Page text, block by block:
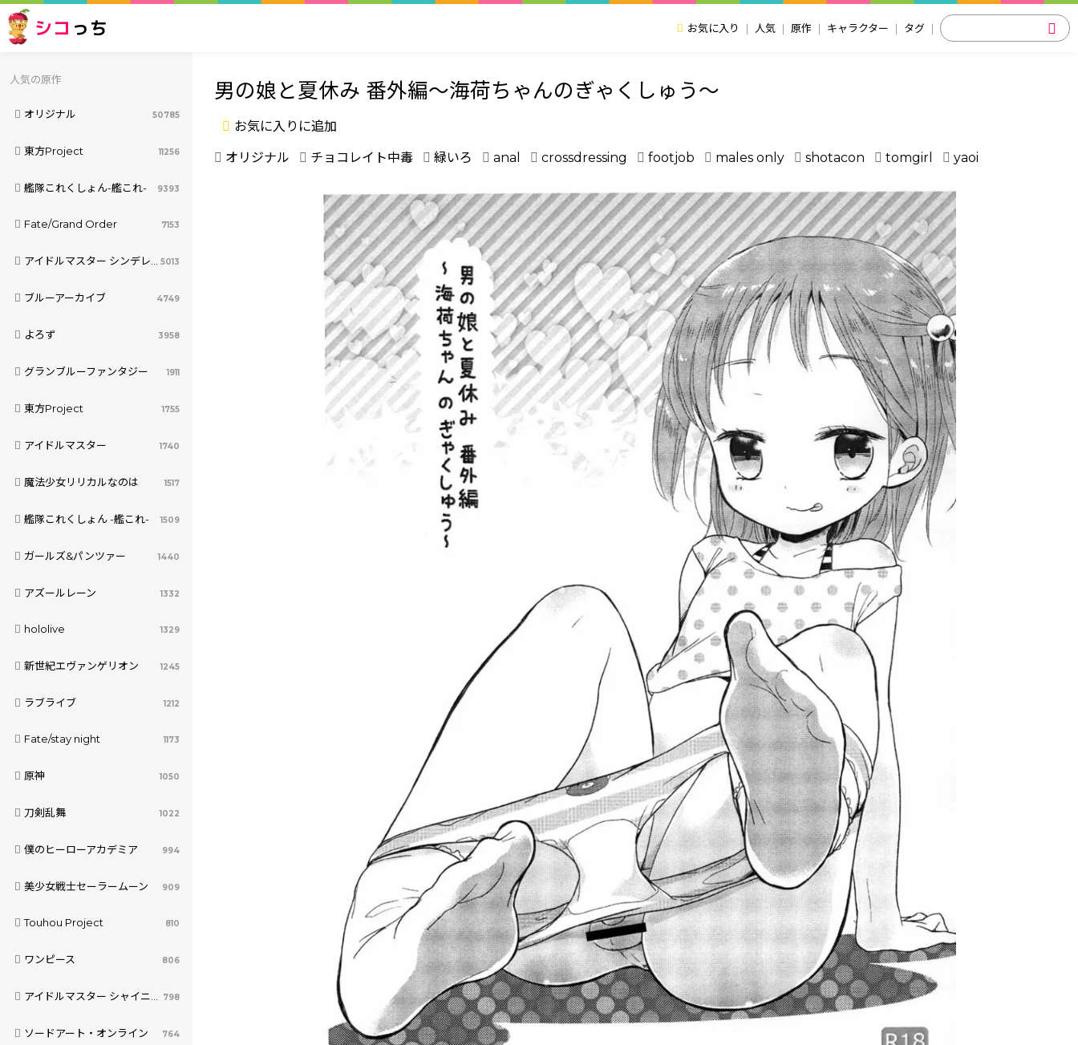
シコ っち お気に入り 人気 原作 キャラクター タグ
人気の原作
オリジナル 50785
東方Project 11256
艦隊これくしょん-艦これ- 9393
Fate/Grand Order 7153
アイドルマスター シンデレラガールズ 5013
ブルーアーカイブ 4749
よろず 3958
グランブルーファンタジー 1911
東方Project 1755
アイドルマスター 1740
魔法少女リリカルなのは 1517
艦隊これくしょん -艦これ- 1509
ガールズ&パンツァー 1440
アズールレーン 1332
hololive 1329
新世紀エヴァンゲリオン 1245
ラブライブ 1212
Fate/stay night 1173
原神 1050
刀剣乱舞 1022
僕のヒーローアカデミア 994
美少女戦士セーラームーン 909
Touhou Project 810
ワンピース 806
アイドルマスター シャイニーカラーズ 798
ソードアート・オンライン 764
男の娘と夏休み 番外編～海荷ちゃんのぎゃくしゅう～
お気に入りに追加
オリジナル チョコレイト中毒 緑いろ anal crossdressing footjob males only shotacon tomgirl yaoi